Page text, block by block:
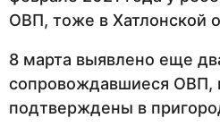
ОВП, тоже в Хатлонской
8 марта выявлено еще
сопровождавшиеся ОВП,
подтверждены в